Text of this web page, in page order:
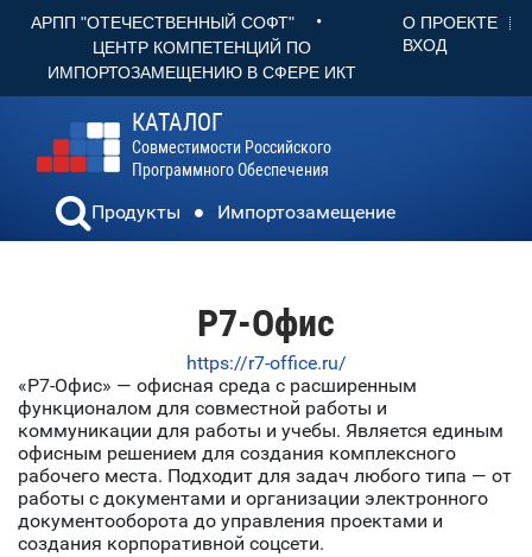
АРПП "ОТЕЧЕСТВЕННЫЙ СОФТ" •
ЦЕНТР КОМПЕТЕНЦИЙ ПО
ИМПОРТОЗАМЕЩЕНИЮ В СФЕРЕ ИКТ
О ПРОЕКТЕ
ВХОД
КАТАЛОГ
Совместимости Российского
Программного Обеспечения
Продукты Импортозамещение
Р7-Офис
https://r7-office.ru/
«Р7-Офис» — офисная среда с расширенным
функционалом для совместной работы и
коммуникации для работы и учебы. Является единым
офисным решением для создания комплексного
рабочего места. Подходит для задач любого типа — от
работы с документами и организации электронного
документооборота до управления проектами и
создания корпоративной соцсети.